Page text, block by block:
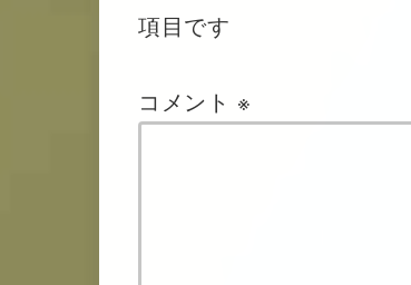
項目です
コメント ※